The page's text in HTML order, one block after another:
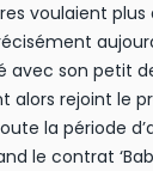
voulaient
avec son petit
rejoint le
la période
le contrat